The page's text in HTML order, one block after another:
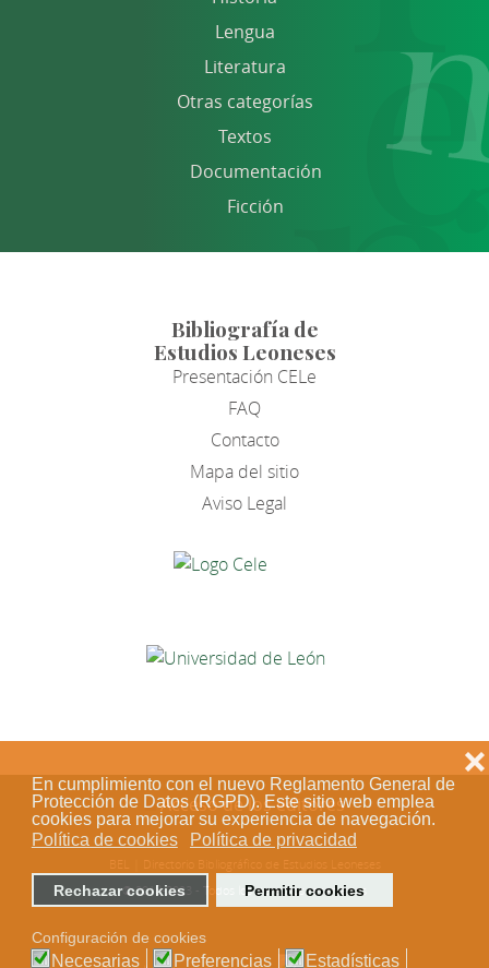
En cumplimiento con el nuevo Reglamento General de
Protección de Datos (RGPD). Este sitio web emplea
cookies para mejorar su experiencia de navegación.
Política de cookies
Política de privacidad
Rechazar cookies Permitir cookies
❌
Configuración de cookies
Necesarias Preferencias Estadísticas
Lengua
Literatura
Otras categorías
Textos
Documentación
Ficción
Bibliografía de
Estudios Leoneses
Presentación CELe
FAQ
Contacto
Mapa del sitio
Aviso Legal
Acceso de los editores
© 2018-2023 - Todos los derechos reservados